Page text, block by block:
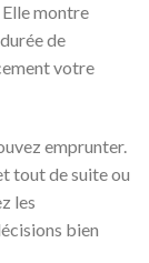
montre
de
votre
emprunter.
tout de suite ou
les
bien